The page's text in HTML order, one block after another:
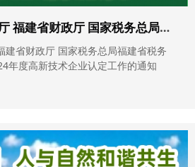
福建省科学技术厅 福建省财政厅 国家税务总局福建省税务局 关于组织开展2024年度高新技术企业认定工作的通知
建省财政厅 国家税务总局福建省税务
年度高新技术企业认定工作的通知